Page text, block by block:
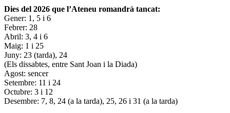
Dies del 2026 que l’Ateneu romandrà tancat:
Gener: 1, 5 i 6
Febrer: 28
Abril: 3, 4 i 6
Maig: 1 i 25
Juny: 23 (tarda), 24
(Els dissabtes, entre Sant Joan i la Diada)
Agost: sencer
Setembre: 11 i 24
Octubre: 3 i 12
Desembre: 7, 8, 24 (a la tarda), 25, 26 i 31 (a la tarda)